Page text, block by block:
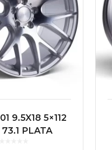
9.5X18 5×112
PLATA